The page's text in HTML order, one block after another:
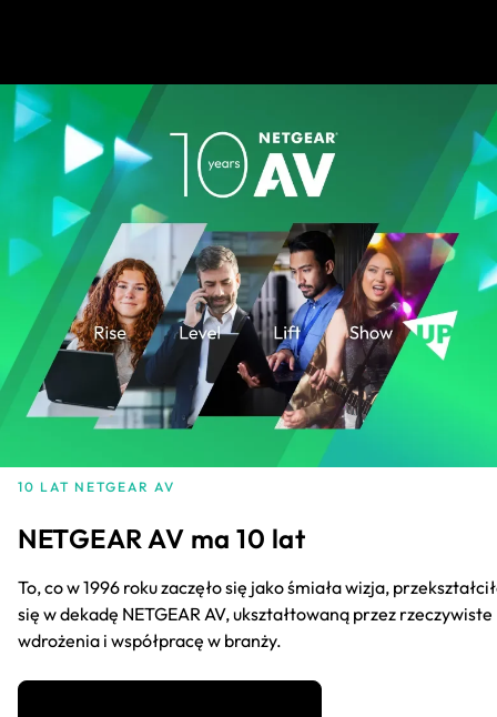
10 LAT NETGEAR AV
NETGEAR AV ma 10 lat
To, co w 1996 roku zaczęło się jako śmiała wizja,
się w dekadę NETGEAR AV, ukształtowaną przez rzeczywiste
wdrożenia i współpracę w branży.